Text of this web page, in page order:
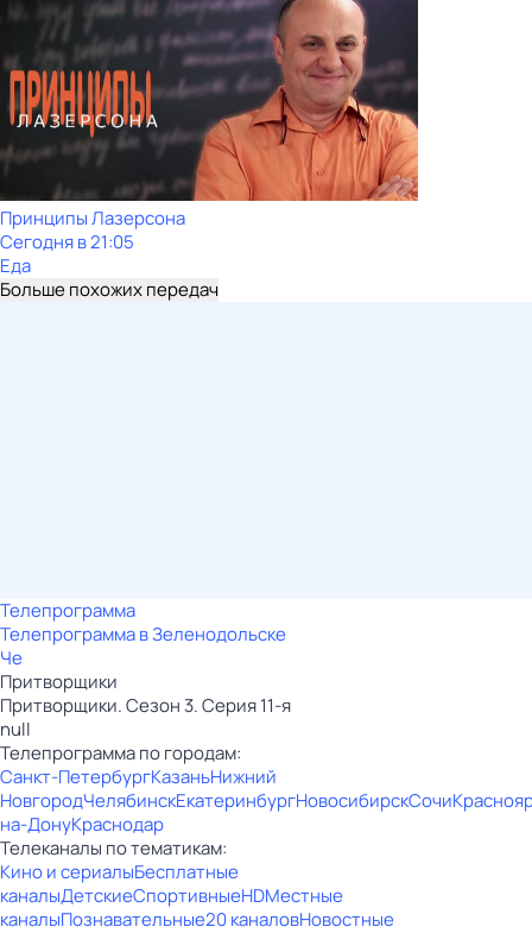
Принципы Лазерсона
Сегодня в 21:05
Еда
Больше похожих передач
Телепрограмма
Телепрограмма в Зеленодольске
Че
Притворщики
Притворщики. Сезон 3. Серия 11-я
null
Телепрограмма по городам:
Санкт-ПетербургКазаньНижний
НовгородЧелябинскЕкатеринбургНовосибирскСочи
на-ДонуКраснодар
Телеканалы по тематикам:
Кино и сериалыБесплатные
каналыДетскиеСпортивныеHDМестные
каналыПознавательные20 каналовНовостные